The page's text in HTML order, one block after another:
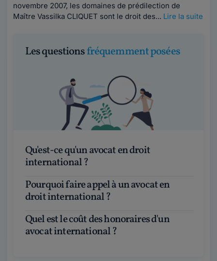
novembre 2007, les domaines de prédilection de
Maître Vassilka CLIQUET sont le droit des... Lire la suite
Les questionsfréquemment posées
Qu'est-ce qu'un avocat en droit
international ?
Pourquoi faire appel à un avocat en
droit international ?
Quel est le coût des honoraires d'un
avocat international ?